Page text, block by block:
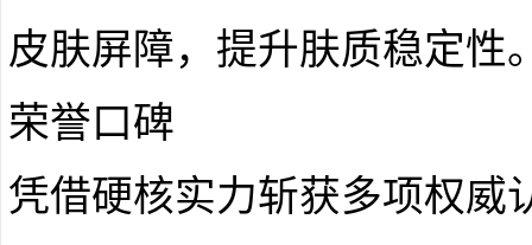
皮肤屏障，提升肤质稳定性
荣誉口碑
凭借硬核实力斩获多项权威